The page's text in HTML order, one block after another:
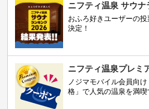
ニフティ温泉 サウ
おふろ好きユーザーの
決定！
ニフティ温泉プレミ
ノジマモバイル会員向
格」で人気の温泉を満喫